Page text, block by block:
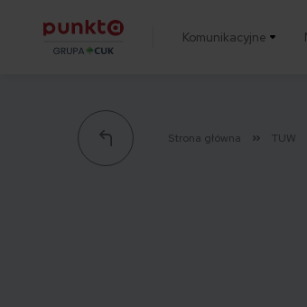
Komunikacyjne
Strona główna TUW